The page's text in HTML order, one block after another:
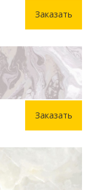
Заказать
Заказать